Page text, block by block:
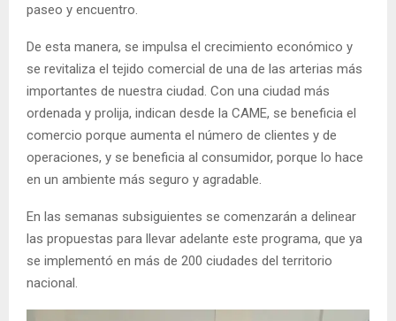
paseo y encuentro.
De esta manera, se impulsa el crecimiento económico y
se revitaliza el tejido comercial de una de las arterias más
importantes de nuestra ciudad. Con una ciudad más
ordenada y prolija, indican desde la CAME, se beneficia el
comercio porque aumenta el número de clientes y de
operaciones, y se beneficia al consumidor, porque lo hace
en un ambiente más seguro y agradable.
En las semanas subsiguientes se comenzarán a delinear
las propuestas para llevar adelante este programa, que ya
se implementó en más de 200 ciudades del territorio
nacional.